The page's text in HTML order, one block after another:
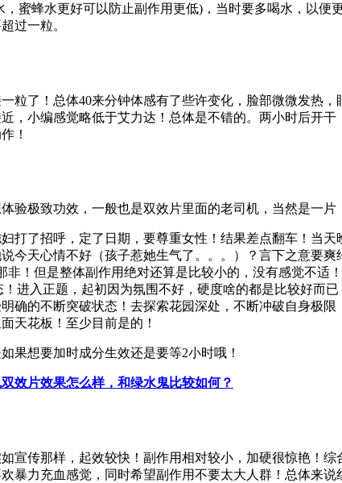
，蜜蜂水更好可以防止副作用更低)，当时要多喝水，以
过一粒。
粒了！总体40来分钟体感有了些许变化，脸部微微发热
，小编感觉略低于艾力达！总体是不错的。两小时后开
！
验极致功效，一般也是双效片里面的老司机，当然是一片
打了招呼，定了日期，要尊重女性！结果差点翻车！当
今天心情不好（孩子惹她生气了。。。）？言下之意要
非！但是整体副作用绝对还算是比较小的，没有感觉不
进入正题，起初因为氛围不好，硬度啥的都是比较好而
确的不断突破状态！去探索花园深处，不断冲破自身极
天花板！至少目前是的！
果想要加时成分生效还是要等2小时哦！
效片效果怎么样，和绿水鬼比较如何？
宣传那样，起效较快！副作用相对较小，加硬很惊艳！
暴力充血感觉，同时希望副作用不要太大人群！总体来